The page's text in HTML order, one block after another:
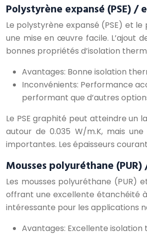
Polystyrène expansé (PSE) /
Le polystyrène expansé (PSE) et
une mise en œuvre facile. L’ajout
bonnes propriétés d’isolation
Avantages: Bonne isolation
Inconvénients: Performance
performant que d’autres
Le PSE graphité peut atteindre un
autour de 0.035 W/m.K, mais
importantes. Les épaisseurs
Mousses polyuréthane
Les mousses polyuréthane (PUR)
offrant une excellente étanchéité à
intéressante pour les applications
Avantages: Excellente